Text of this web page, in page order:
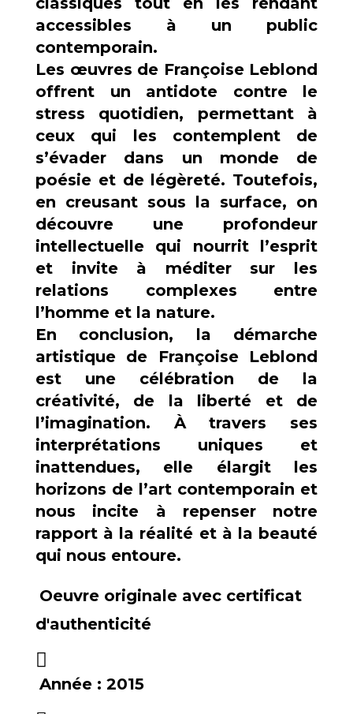
accessibles à un public
contemporain.
Les œuvres de Françoise Leblond
offrent un antidote contre le
stress quotidien, permettant à
ceux qui les contemplent de
s’évader dans un monde de
poésie et de légèreté. Toutefois,
en creusant sous la surface, on
découvre une profondeur
intellectuelle qui nourrit l’esprit
et invite à méditer sur les
relations complexes entre
l’homme et la nature.
En conclusion, la démarche
artistique de Françoise Leblond
est une célébration de la
créativité, de la liberté et de
l’imagination. À travers ses
interprétations uniques et
inattendues, elle élargit les
horizons de l’art contemporain et
nous incite à repenser notre
rapport à la réalité et à la beauté
qui nous entoure.
Oeuvre originale avec certificat
d'authenticité
Année : 2015